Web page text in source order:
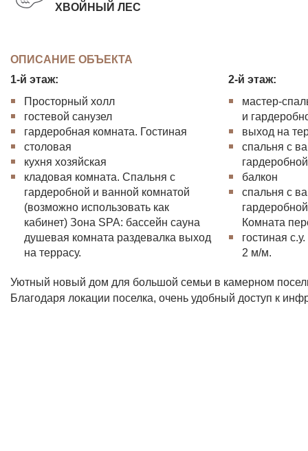
ХВОЙНЫЙ ЛЕС
ОПИСАНИЕ ОБЪЕКТА
1-й этаж:
Просторный холл
гостевой санузел
гардеробная комната. Гостиная
столовая
кухня хозяйская
кладовая комната. Спальня с
гардеробной и ванной комнатой
(возможно использовать как
кабинет) Зона SPA: бассейн сауна
душевая комната раздевалка выход
на террасу.
2-й этаж:
мастер-
и
выход на
спальня с
гардеробной
балкон
спальня с
Комната
гостиная
2 м/м.
Уютный новый дом для большой семьи в камерном
Благодаря локации поселка, очень удобный доступ к